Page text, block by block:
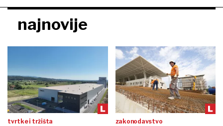
najnovije
tvrtke i tržišta zakonodavstvo